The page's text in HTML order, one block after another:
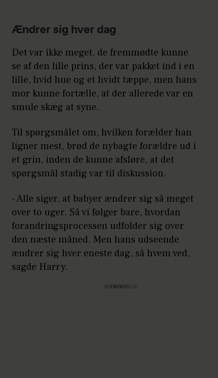
Ændrer sig hver dag
Det var ikke meget, de fremmødte kunne
se af den lille prins, der var pakket ind i en
lille, hvid hue og et hvidt tæppe, men hans
mor kunne fortælle, at der allerede var en
smule skæg at syne.
Til spørgsmålet om, hvilken forælder han
ligner mest, brød de nybagte forældre ud i
et grin, inden de kunne afsløre, at det
spørgsmål stadig var til diskussion.
- Alle siger, at babyer ændrer sig så meget
over to uger. Så vi følger bare, hvordan
forandringsprocessen udfolder sig over
den næste måned. Men hans udseende
ændrer sig hver eneste dag, så hvem ved,
sagde Harry.
Annonce